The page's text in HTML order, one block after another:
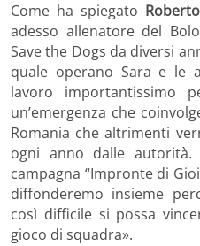
Come ha spiegato
adesso allenatore del
Save the Dogs da diversi
quale operano Sara e le
lavoro importantissimo
un’emergenza che
Romania che altrimenti
ogni anno dalle
campagna “Impronte di
diffonderemo insieme
così difficile si possa
gioco di squadra».